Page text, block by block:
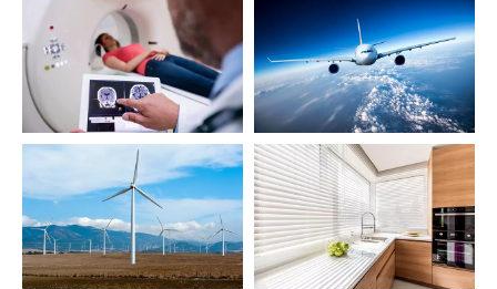
其他（汽车电机）
耳机（等家用电子
产品）
核磁共振（设备电
机）
航空航天工程